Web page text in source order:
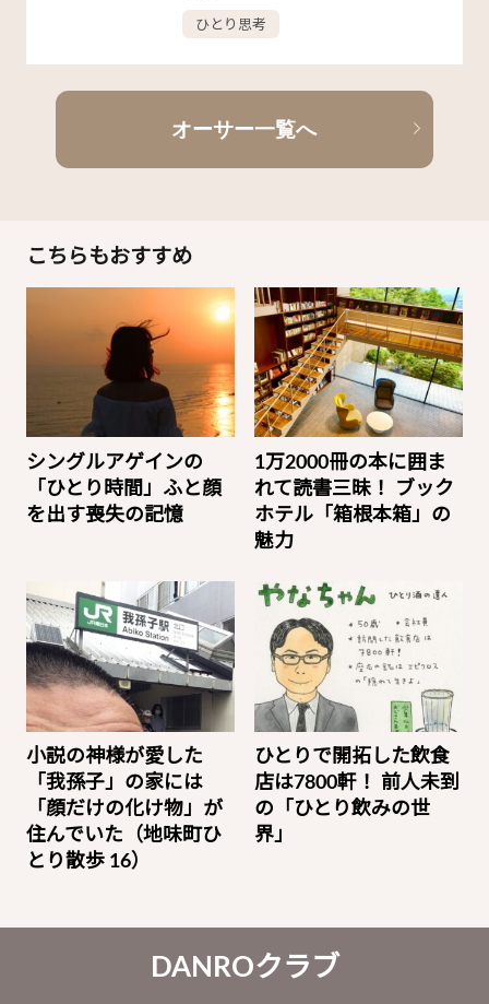
ひとり思考
オーサー一覧へ
こちらもおすすめ
シングルアゲインの
「ひとり時間」ふと顔
を出す喪失の記憶
1万2000冊の本に囲ま
れて読書三昧！ ブック
ホテル「箱根本箱」の
魅力
小説の神様が愛した
「我孫子」の家には
「顔だけの化け物」が
住んでいた（地味町ひ
とり散歩 16）
ひとりで開拓した飲食
店は7800軒！ 前人未到
の「ひとり飲みの世
界」
DANROクラブ